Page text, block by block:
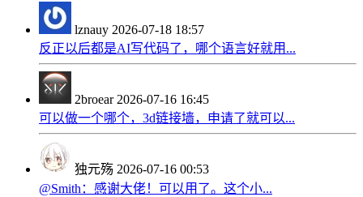
lznauy 2026-07-18 18:57
反正以后都是AI写代码了，哪个语言好就用...
2broear 2026-07-16 16:45
可以做一个哪个，3d链接墙，申请了就可以...
独元殇 2026-07-16 00:53
@Smith：感谢大佬！可以用了。这个小...